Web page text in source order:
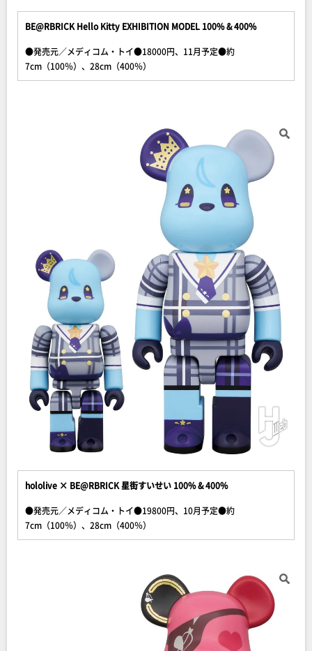
BE@RBRICK Hello Kitty EXHIBITION MODEL 100% & 400%
●発売元／メディコム・トイ●18000円、11月予定●約
7cm（100％）、28cm（400％）
hololive × BE@RBRICK 星街すいせい 100% & 400%
●発売元／メディコム・トイ●19800円、10月予定●約
7cm（100％）、28cm（400％）